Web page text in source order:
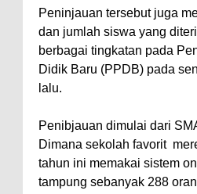
Peninjauan tersebut juga
dan jumlah siswa yang
berbagai tingkatan pada
Didik Baru (PPDB) pada
lalu.
Penibjauan dimulai dari
Dimana sekolah favorit
tahun ini memakai sistem
tampung sebanyak 288